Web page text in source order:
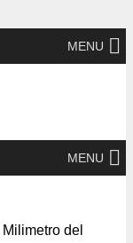
MENU
MENU
del